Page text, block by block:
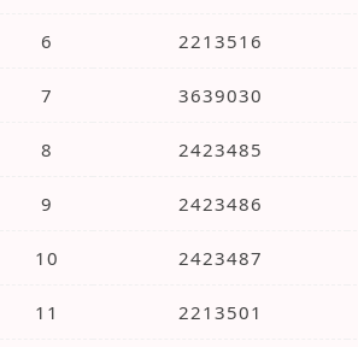
6 2213516
7 3639030
8 2423485
9 2423486
10 2423487
11 2213501